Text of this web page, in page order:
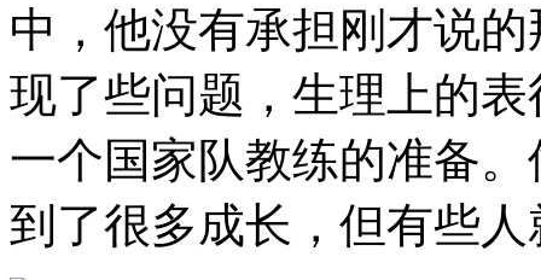
中，他没有承担刚才说
现了些问题，生理上的
一个国家队教练的准备
到了很多成长，但有些